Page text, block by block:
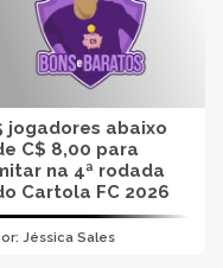
jogadores abaixo
C$ 8,00 para
na 4ª rodada
Cartola FC 2026
Jéssica Sales